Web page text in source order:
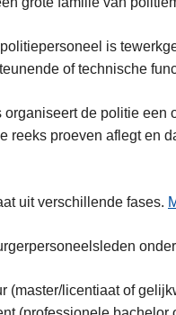
is
of technische
organiseert de politie
reeks proeven aflegt en
uit verschillende fases.
(master/licentiaat of